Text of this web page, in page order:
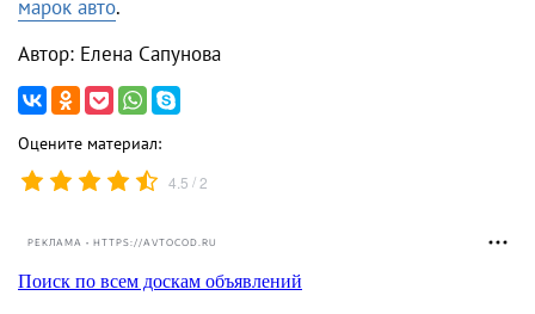
марок авто.
Автор: Елена Сапунова
Оцените материал:
4.5 /2
РЕКЛАМА • HTTPS://AVTOCOD.RU